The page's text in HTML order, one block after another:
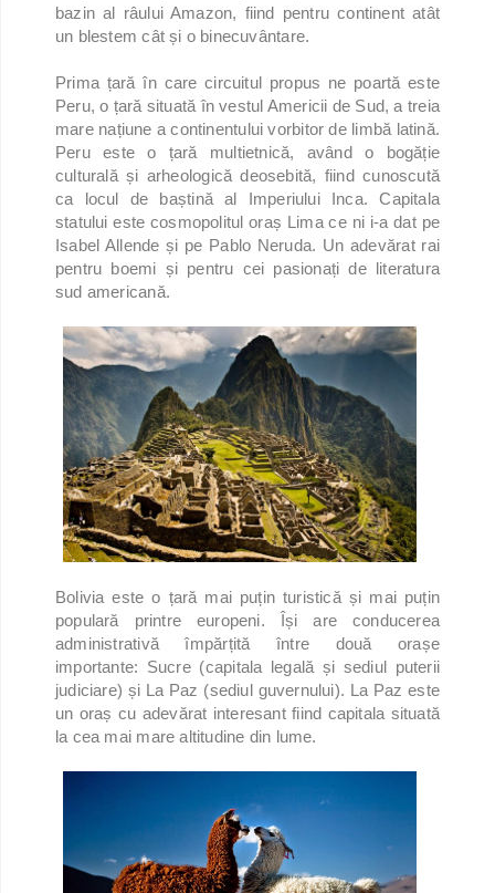
bazin al râului Amazon, fiind pentru continent atât
un blestem cât și o binecuvântare.
Prima țară în care circuitul propus ne poartă este
Peru, o țară situată în vestul Americii de Sud, a treia
mare națiune a continentului vorbitor de limbă latină.
Peru este o țară multietnică, având o bogăție
culturală și arheologică deosebită, fiind cunoscută
ca locul de baștină al Imperiului Inca. Capitala
statului este cosmopolitul oraș Lima ce ni i-a dat pe
Isabel Allende și pe Pablo Neruda. Un adevărat rai
pentru boemi și pentru cei pasionați de literatura
sud americană.
Bolivia este o țară mai puțin turistică și mai puțin
populară printre europeni. Își are conducerea
administrativă împărțită între două orașe
importante: Sucre (capitala legală și sediul puterii
judiciare) și La Paz (sediul guvernului). La Paz este
un oraș cu adevărat interesant fiind capitala situată
la cea mai mare altitudine din lume.